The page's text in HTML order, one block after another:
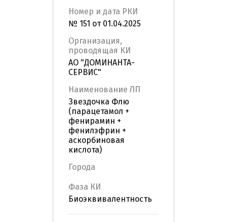
Номер и дата РКИ
№ 151 от 01.04.2025
Организация,
проводящая КИ
АО "ДОМИНАНТА-
СЕРВИС"
Наименование ЛП
Звездочка Флю
(парацетамол +
фенирамин +
фенилэфрин +
аскорбиновая
кислота)
Города
Фаза КИ
Биоэквивалентность